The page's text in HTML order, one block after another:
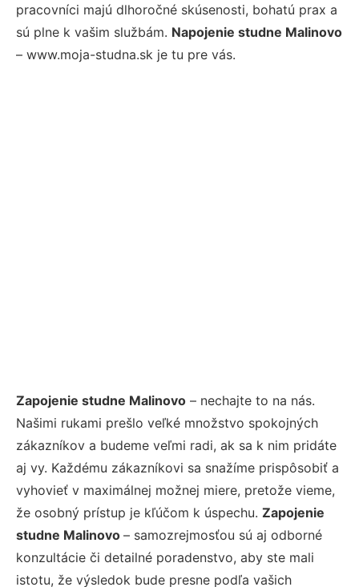
pracovníci majú dlhoročné skúsenosti, bohatú prax a
sú plne k vašim službám. Napojenie studne Malinovo
– www.moja-studna.sk je tu pre vás.
Zapojenie studne Malinovo – nechajte to na nás.
Našimi rukami prešlo veľké množstvo spokojných
zákazníkov a budeme veľmi radi, ak sa k nim pridáte
aj vy. Každému zákazníkovi sa snažíme prispôsobiť a
vyhovieť v maximálnej možnej miere, pretože vieme,
že osobný prístup je kľúčom k úspechu. Zapojenie
studne Malinovo – samozrejmosťou sú aj odborné
konzultácie či detailné poradenstvo, aby ste mali
istotu, že výsledok bude presne podľa vašich